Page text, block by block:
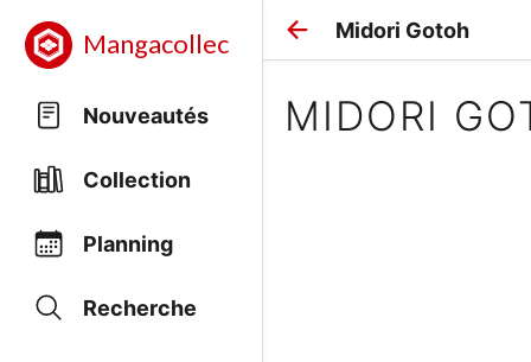
Mangacollec
Nouveautés
Collection
Planning
Recherche
Midori Gotoh
MIDORI